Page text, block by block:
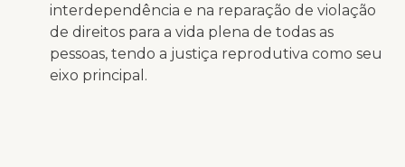
interdependência e na reparação de violação
de direitos para a vida plena de todas as
pessoas, tendo a justiça reprodutiva como seu
eixo principal.